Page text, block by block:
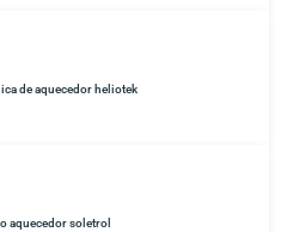
de aquecedor heliotek
aquecedor soletrol